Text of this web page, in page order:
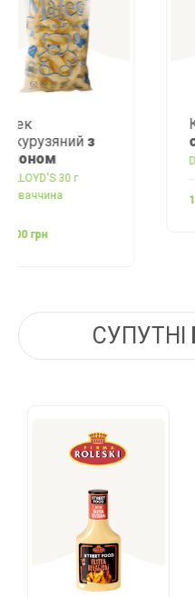
солоні Salinis
Dr. Schar 60 г Італія
108.00 грн
СУПУТНІ